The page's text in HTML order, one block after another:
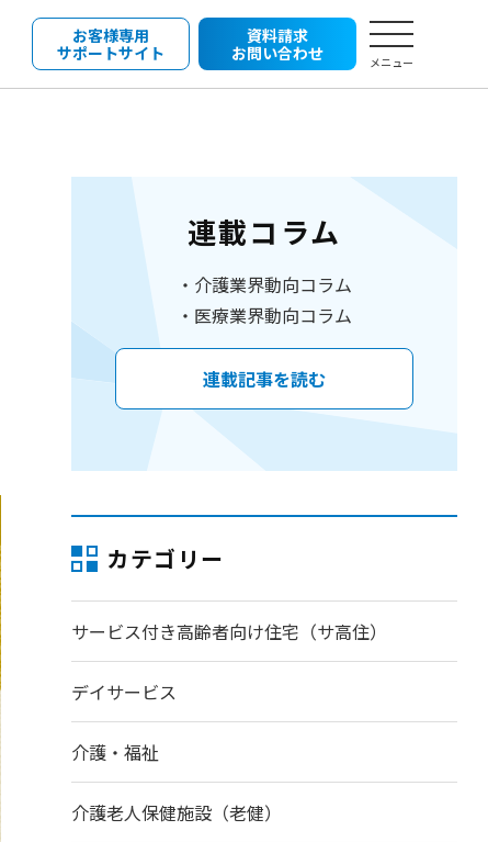
お客様専用
サポートサイト
資料請求
お問い合わせ
メニュー
連載コラム
介護業界動向コラム
医療業界動向コラム
連載記事を読む
カテゴリー
サービス付き高齢者向け住宅（サ高住）
デイサービス
介護・福祉
介護老人保健施設（老健）